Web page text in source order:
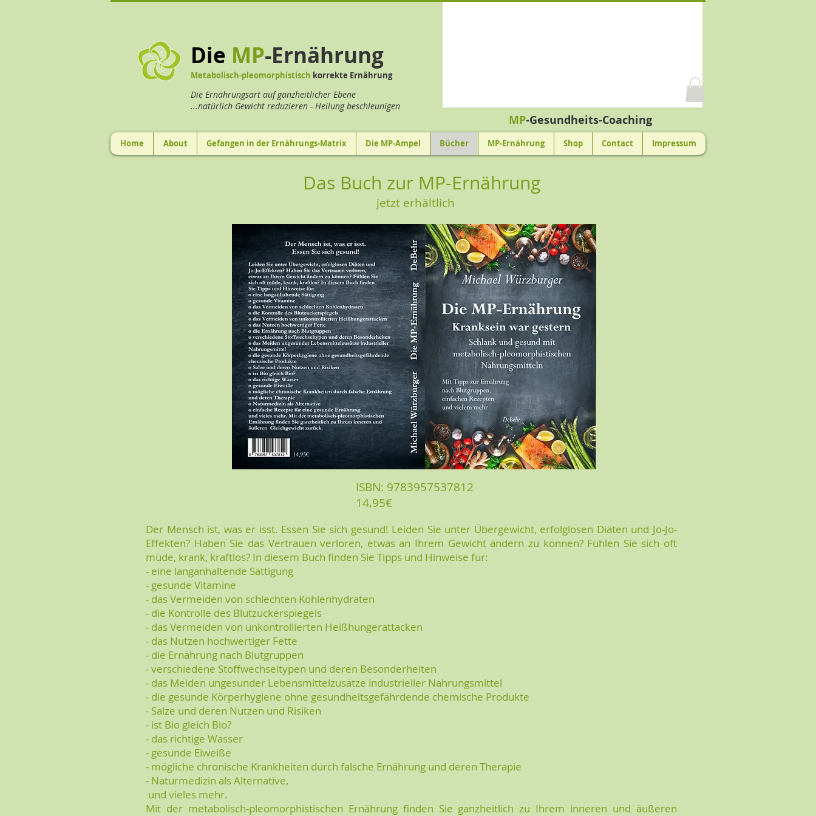
Die MP-Ernährung
Metabolisch-pleomorphistisch korrekte Ernährung
Die Ernährungsart auf ganzheitlicher Ebene
...natürlich Gewicht reduzieren - Heilung beschleunigen
MP-Gesundheits-Coaching
Home About Gefangen in der Ernährungs-Matrix Die MP-Ampel Bücher MP-Ernährung Shop Contact Impressum
Das Buch zur MP-Ernährung
jetzt erhältlich
ISBN: 9783957537812
14,95€
Der Mensch ist, was er isst. Essen Sie sich gesund! Leiden Sie unter Übergewicht, erfolglosen Diäten und Jo-Jo-
Effekten? Haben Sie das Vertrauen verloren, etwas an Ihrem Gewicht ändern zu können? Fühlen Sie sich oft
müde, krank, kraftlos? In diesem Buch finden Sie Tipps und Hinweise für:
- eine langanhaltende Sättigung
- gesunde Vitamine
- das Vermeiden von schlechten Kohlenhydraten
- die Kontrolle des Blutzuckerspiegels
- das Vermeiden von unkontrollierten Heißhungerattacken
- das Nutzen hochwertiger Fette
- die Ernährung nach Blutgruppen
- verschiedene Stoffwechseltypen und deren Besonderheiten
- das Meiden ungesunder Lebensmittelzusätze industrieller Nahrungsmittel
- die gesunde Körperhygiene ohne gesundheitsgefährdende chemische Produkte
- Salze und deren Nutzen und Risiken
- ist Bio gleich Bio?
- das richtige Wasser
- gesunde Eiweiße
- mögliche chronische Krankheiten durch falsche Ernährung und deren Therapie
- Naturmedizin als Alternative,
und vieles mehr.
Mit der metabolisch-pleomorphistischen Ernährung finden Sie ganzheitlich zu Ihrem inneren und äußeren